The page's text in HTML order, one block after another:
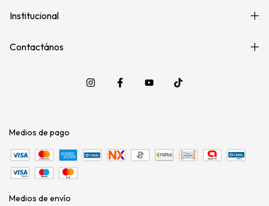
Institucional
Contactános
Medios de pago
Medios de envío